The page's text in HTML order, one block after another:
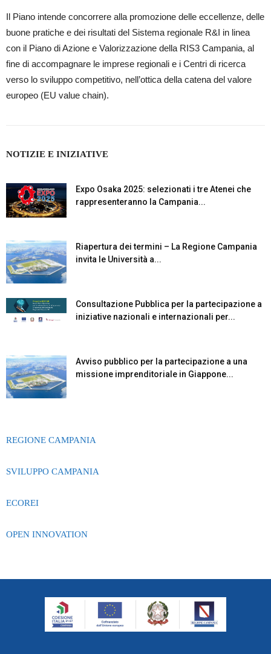
Il Piano intende concorrere alla promozione delle eccellenze, delle
buone pratiche e dei risultati del Sistema regionale R&I in linea
con il Piano di Azione e Valorizzazione della RIS3 Campania, al
fine di accompagnare le imprese regionali e i Centri di ricerca
verso lo sviluppo competitivo, nell’ottica della catena del valore
europeo (EU value chain).
NOTIZIE E INIZIATIVE
Expo Osaka 2025: selezionati i tre Atenei che
rappresenteranno la Campania...
Riapertura dei termini – La Regione Campania
invita le Università a...
Consultazione Pubblica per la partecipazione a
iniziative nazionali e internazionali per...
Avviso pubblico per la partecipazione a una
missione imprenditoriale in Giappone...
REGIONE CAMPANIA
SVILUPPO CAMPANIA
ECOREI
OPEN INNOVATION